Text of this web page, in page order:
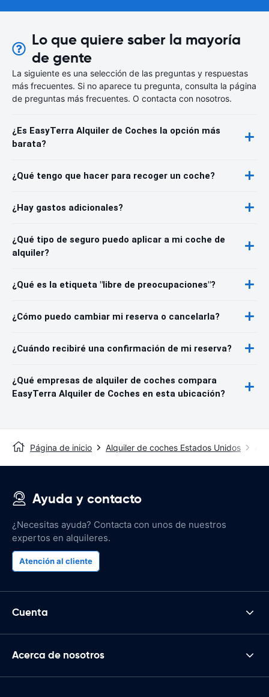
Lo que quiere saber la mayoría
de gente
La siguiente es una selección de las preguntas y respuestas
más frecuentes. Si no aparece tu pregunta, consulta la página
de preguntas más frecuentes. O contacta con nosotros.
¿Es EasyTerra Alquiler de Coches la opción más
barata?
¿Qué tengo que hacer para recoger un coche?
¿Hay gastos adicionales?
¿Qué tipo de seguro puedo aplicar a mi coche de
alquiler?
¿Qué es la etiqueta "libre de preocupaciones"?
¿Cómo puedo cambiar mi reserva o cancelarla?
¿Cuándo recibiré una confirmación de mi reserva?
¿Qué empresas de alquiler de coches compara
EasyTerra Alquiler de Coches en esta ubicación?
Página de inicio Alquiler de coches Estados Unidos
Ayuda y contacto
¿Necesitas ayuda? Contacta con unos de nuestros
expertos en alquileres.
Atención al cliente
Cuenta
Acerca de nosotros